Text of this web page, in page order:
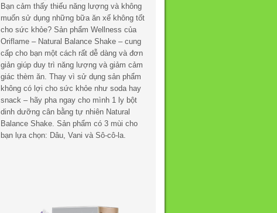
Bạn cảm thấy thiếu năng lượng và không
muốn sử dụng những bữa ăn xế không tốt
cho sức khỏe? Sản phẩm Wellness của
Oriflame – Natural Balance Shake – cung
cấp cho bạn một cách rất dễ dàng và đơn
giản giúp duy trì năng lượng và giảm cảm
giác thèm ăn. Thay vì sử dụng sản phẩm
không có lợi cho sức khỏe như soda hay
snack – hãy pha ngay cho mình 1 ly bột
dinh dưỡng cân bằng tự nhiên Natural
Balance Shake. Sản phẩm có 3 mùi cho
bạn lựa chọn: Dâu, Vani và Sô-cô-la.